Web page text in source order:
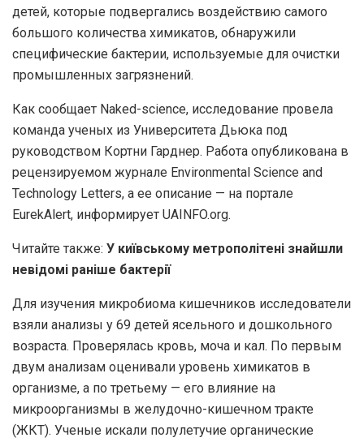
детей, которые подвергались воздействию самого
большого количества химикатов, обнаружили
специфические бактерии, используемые для очистки
промышленных загрязнений.
Как сообщает Naked-science, исследование провела
команда ученых из Университета Дьюка под
руководством Кортни Гарднер. Работа опубликована в
рецензируемом журнале Environmental Science and
Technology Letters, а ее описание — на портале
EurekAlert, информирует UAINFO.org.
Читайте также: У київському метрополітені знайшли
невідомі раніше бактерії
Для изучения микробиома кишечников исследователи
взяли анализы у 69 детей ясельного и дошкольного
возраста. Проверялась кровь, моча и кал. По первым
двум анализам оценивали уровень химикатов в
организме, а по третьему — его влияние на
микроорганизмы в желудочно-кишечном тракте
(ЖКТ). Ученые искали полулетучие органические